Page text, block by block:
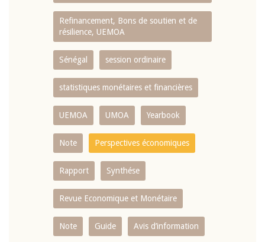
Refinancement, Bons de soutien et de
résilience, UEMOA
Sénégal session ordinaire
statistiques monétaires et financières
UEMOA UMOA Yearbook
Note Perspectives économiques
Rapport Synthése
Revue Economique et Monétaire
Note Guide Avis d’information